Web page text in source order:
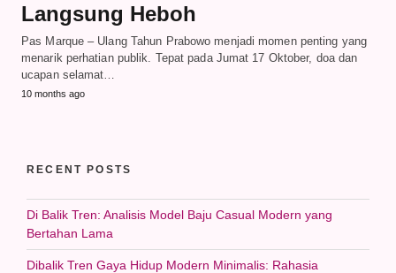
Langsung Heboh
Pas Marque – Ulang Tahun Prabowo menjadi momen penting yang
menarik perhatian publik. Tepat pada Jumat 17 Oktober, doa dan
ucapan selamat…
10 months ago
RECENT POSTS
Di Balik Tren: Analisis Model Baju Casual Modern yang
Bertahan Lama
Dibalik Tren Gaya Hidup Modern Minimalis: Rahasia